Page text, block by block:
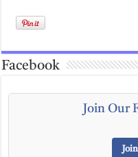
Facebook
Join Our